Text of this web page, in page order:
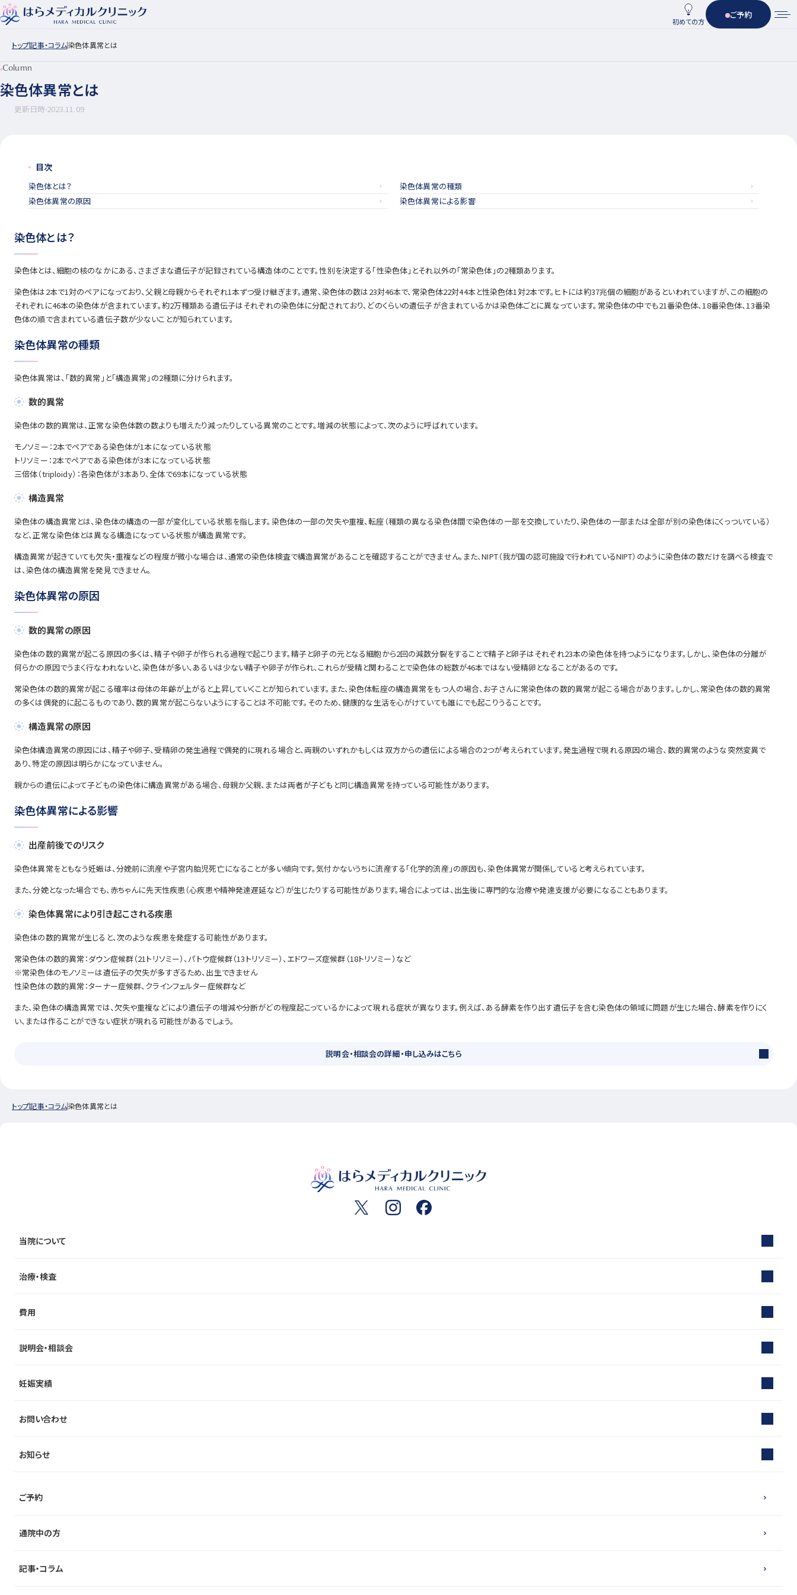
初めての方
ご予約
トップ記事・コラム染色体異常とは
Column
染色体異常とは
更新日時2023.11.09
目次
染色体とは？
染色体異常の種類
染色体異常の原因
染色体異常による影響
染色体とは？
染色体とは、細胞の核のなかにある、さまざまな遺伝子が記録されている構造体のことです。性別を決定する「性染色体」とそれ以外の「常染色体」の2種類あります。
染色体は2本で1対のペアになっており、父親と母親からそれぞれ1本ずつ受け継ぎます。通常、染色体の数は23対46本で、常染色体22対44本と性染色体1対2本です。ヒトには約37兆個の細胞があるといわれていますが、この細胞の
それぞれに46本の染色体が含まれています。約2万種類ある遺伝子はそれぞれの染色体に分配されており、どのくらいの遺伝子が含まれているかは染色体ごとに異なっています。常染色体の中でも21番染色体、18番染色体、13番染
色体の順で含まれている遺伝子数が少ないことが知られています。
染色体異常の種類
染色体異常は、「数的異常」と「構造異常」の2種類に分けられます。
数的異常
染色体の数的異常は、正常な染色体数の数よりも増えたり減ったりしている異常のことです。増減の状態によって、次のように呼ばれています。
モノソミー：2本でペアである染色体が1本になっている状態
トリソミー：2本でペアである染色体が3本になっている状態
三倍体（triploidy）：各染色体が3本あり、全体で69本になっている状態
構造異常
染色体の構造異常とは、染色体の構造の一部が変化している状態を指します。染色体の一部の欠失や重複、転座（種類の異なる染色体間で染色体の一部を交換していたり、染色体の一部または全部が別の染色体にくっついている）
など、正常な染色体とは異なる構造になっている状態が構造異常です。
構造異常が起きていても欠失・重複などの程度が微小な場合は、通常の染色体検査で構造異常があることを確認することができません。また、NIPT（我が国の認可施設で行われているNIPT）のように染色体の数だけを調べる検査で
は、染色体の構造異常を発見できません。
染色体異常の原因
数的異常の原因
染色体の数的異常が起こる原因の多くは、精子や卵子が作られる過程で起こります。精子と卵子の元となる細胞から2回の減数分裂をすることで精子と卵子はそれぞれ23本の染色体を持つようになります。しかし、染色体の分離が
何らかの原因でうまく行なわれないと、染色体が多い、あるいは少ない精子や卵子が作られ、これらが受精と関わることで染色体の総数が46本ではない受精卵となることがあるのです。
常染色体の数的異常が起こる確率は母体の年齢が上がると上昇していくことが知られています。また、染色体転座の構造異常をもつ人の場合、お子さんに常染色体の数的異常が起こる場合があります。しかし、常染色体の数的異常
の多くは偶発的に起こるものであり、数的異常が起こらないようにすることは不可能です。そのため、健康的な生活を心がけていても誰にでも起こりうることです。
構造異常の原因
染色体構造異常の原因には、精子や卵子、受精卵の発生過程で偶発的に現れる場合と、両親のいずれかもしくは双方からの遺伝による場合の2つが考えられています。発生過程で現れる原因の場合、数的異常のような突然変異で
あり、特定の原因は明らかになっていません。
親からの遺伝によって子どもの染色体に構造異常がある場合、母親か父親、または両者が子どもと同じ構造異常を持っている可能性があります。
染色体異常による影響
出産前後でのリスク
染色体異常をともなう妊娠は、分娩前に流産や子宮内胎児死亡になることが多い傾向です。気付かないうちに流産する「化学的流産」の原因も、染色体異常が関係していると考えられています。
また、分娩となった場合でも、赤ちゃんに先天性疾患（心疾患や精神発達遅延など）が生じたりする可能性があります。場合によっては、出生後に専門的な治療や発達支援が必要になることもあります。
染色体異常により引き起こされる疾患
染色体の数的異常が生じると、次のような疾患を発症する可能性があります。
常染色体の数的異常：ダウン症候群（21トリソミー）、パトウ症候群（13トリソミー）、エドワーズ症候群（18トリソミー）など
※常染色体のモノソミーは遺伝子の欠失が多すぎるため、出生できません
性染色体の数的異常：ターナー症候群、クラインフェルター症候群など
また、染色体の構造異常では、欠失や重複などにより遺伝子の増減や分断がどの程度起こっているかによって現れる症状が異なります。例えば、ある酵素を作り出す遺伝子を含む染色体の領域に問題が生じた場合、酵素を作りにく
い、または作ることができない症状が現れる可能性があるでしょう。
説明会・相談会の詳細・申し込みはこちら
トップ記事・コラム染色体異常とは
当院について
治療・検査
費用
説明会・相談会
妊娠実績
お問い合わせ
お知らせ
通院中の方
ご予約
記事・コラム